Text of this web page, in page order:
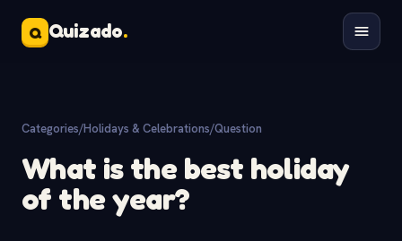
Q Quizado.
Categories/Holidays & Celebrations/Question
What is the best holiday
of the year?